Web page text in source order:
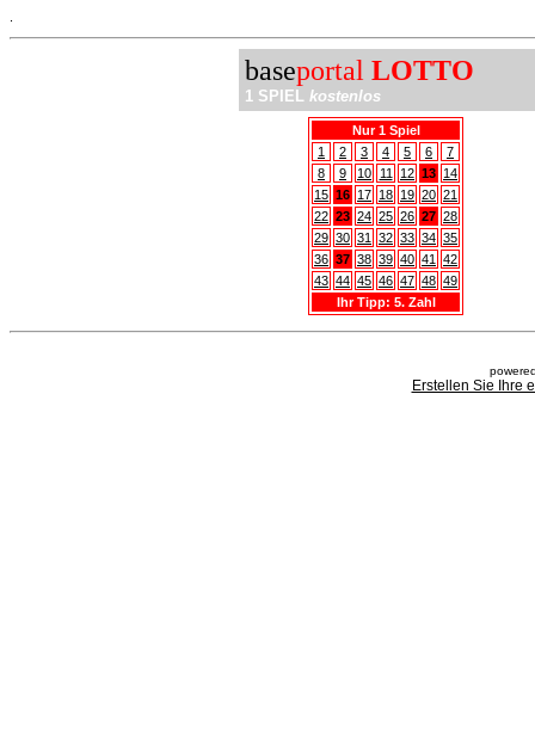
baseportal LOTTO
1 SPIEL kostenlos
Nur 1 Spiel
1
2 3 4 5 6
7
8
9 10 11 12 13 14
15 16 17 18 19 20 21
22 23 24 25 26 27 28
29 30 31 32 33 34 35
36 37 38 39 40 41
42
43 44 45 46 47 48 49
Ihr Tipp: 5. Zahl
Erstellen Sie Ihre